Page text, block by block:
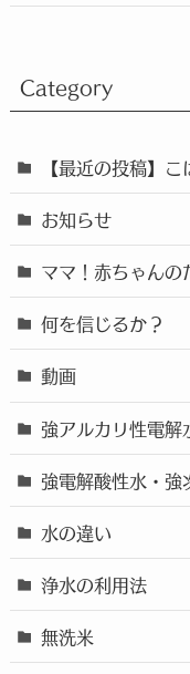
Category
【最近の投稿】
お知らせ
ママ！赤ちゃんの
何を信じるか？
動画
強アルカリ性電解
強電解酸性水・
水の違い
浄水の利用法
無洗米